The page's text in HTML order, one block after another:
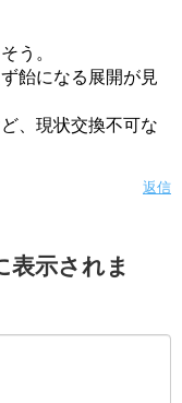
う。
飴になる展開が見
、現状交換不可な
返信
表示されま